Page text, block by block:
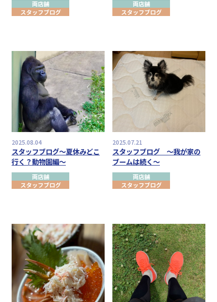
両店舗
スタッフブログ
両店舗
スタッフブログ
2025.08.04
スタッフブログ～夏休みどこ
行く？動物園編～
両店舗
スタッフブログ
2025.07.21
スタッフブログ ～我が家の
ブームは続く～
両店舗
スタッフブログ